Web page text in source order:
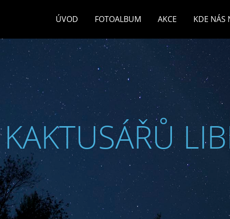
ÚVOD FOTOALBUM AKCE KDE NÁS